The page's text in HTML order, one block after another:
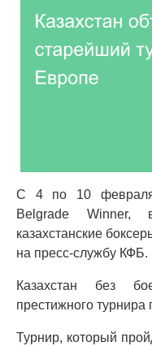
С 4 по 10 февраля
Belgrade Winner,
казахстанские
на пресс-службу КФБ.
Казахстан без
престижного турнира
Турнир, который